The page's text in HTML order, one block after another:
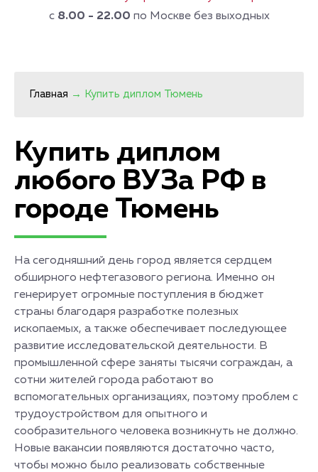
с 8.00 - 22.00 по Москве без выходных
Главная → Купить диплом Тюмень
Купить диплом
любого ВУЗа РФ в
городе Тюмень
На сегодняшний день город является сердцем
обширного нефтегазового региона. Именно он
генерирует огромные поступления в бюджет
страны благодаря разработке полезных
ископаемых, а также обеспечивает последующее
развитие исследовательской деятельности. В
промышленной сфере заняты тысячи сограждан, а
сотни жителей города работают во
вспомогательных организациях, поэтому проблем с
трудоустройством для опытного и
сообразительного человека возникнуть не должно.
Новые вакансии появляются достаточно часто,
чтобы можно было реализовать собственные